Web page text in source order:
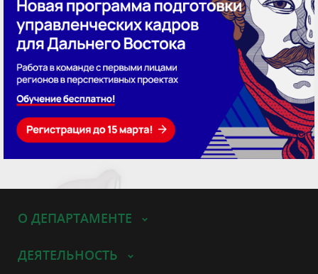
О ДЕПАРТАМЕНТЕ
ДЕЯТЕЛЬНОСТЬ